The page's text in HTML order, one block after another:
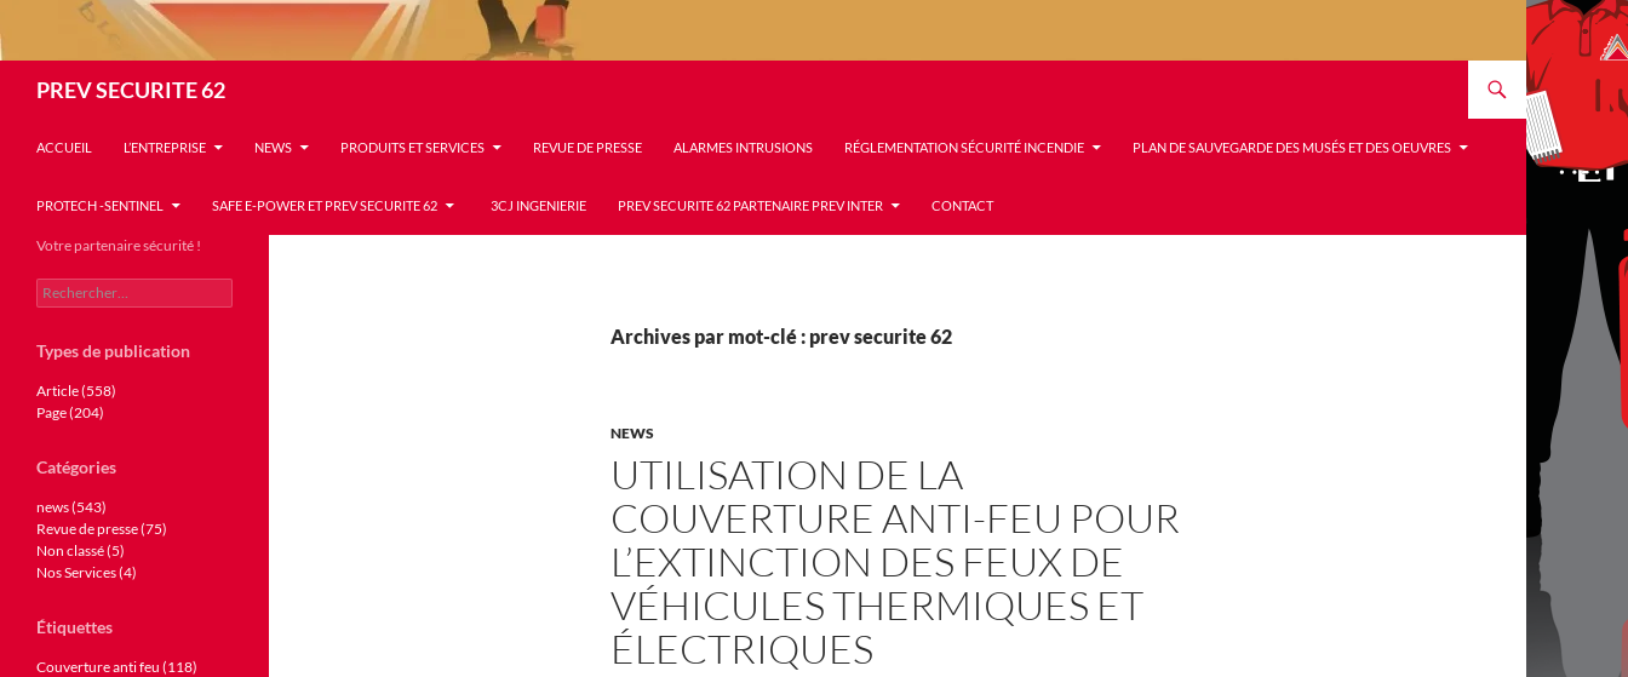
PREV SECURITE 62
ACCUEIL L’ENTREPRISE NEWS PRODUITS ET SERVICES REVUE DE PRESSE ALARMES INTRUSIONS RÉGLEMENTATION SÉCURITÉ INCENDIE PLAN DE SAUVEGARDE DES MUSÉS ET DES OEUVRES
PROTECH -SENTINEL SAFE E-POWER ET PREV SECURITE 62 3CJ INGENIERIE PREV SECURITE 62 PARTENAIRE PREV INTER CONTACT
Archives par mot-clé : prev securite 62
NEWS
UTILISATION DE LA
COUVERTURE ANTI-FEU POUR
L’EXTINCTION DES FEUX DE
VÉHICULES THERMIQUES ET
ÉLECTRIQUES
Votre partenaire sécurité !
Rechercher :
Types de publication
Article (558)
Page (204)
Catégories
news (543)
Revue de presse (75)
Non classé (5)
Nos Services (4)
Étiquettes
Couverture anti feu (118)